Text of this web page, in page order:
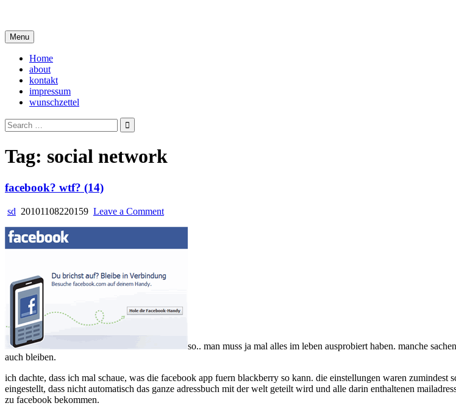
content
Menu
Home
about
kontakt
impressum
wunschzettel
Search
for:
Tag: social network
facebook? wtf? (14)
sd 20101108220159 Leave a Commenton
so.. man muss ja mal alles im leben ausprobiert haben. manche
auch bleiben.
ich dachte, dass ich mal schaue, was die facebook app fuern blackberry so kann. die einstellungen waren zumindest
eingestellt, dass nicht automatisch das ganze adressbuch mit der welt geteilt wird und alle darin enthaltenen
zu facebook bekommen.